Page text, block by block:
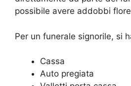
possibile avere addobbi
Per un funerale signorile, si
Cassa
Auto pregiata